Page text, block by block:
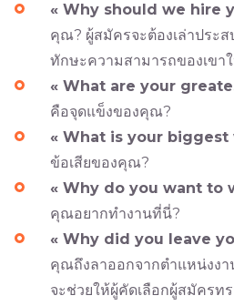
« Why should we hire
คุณ? ผู้สมัครจะต้องเล่าประ
ทักษะความสามารถของเขา
« What are your
คือจุดแข็งของคุณ?
« What is your biggest
ข้อเสียของคุณ?
« Why do you want to
คุณอยากทำงานที่นี่?
« Why did you leave
คุณถึงลาออกจากตำแหน่งง
จะช่วยให้ผู้คัดเลือกผู้สมัครท